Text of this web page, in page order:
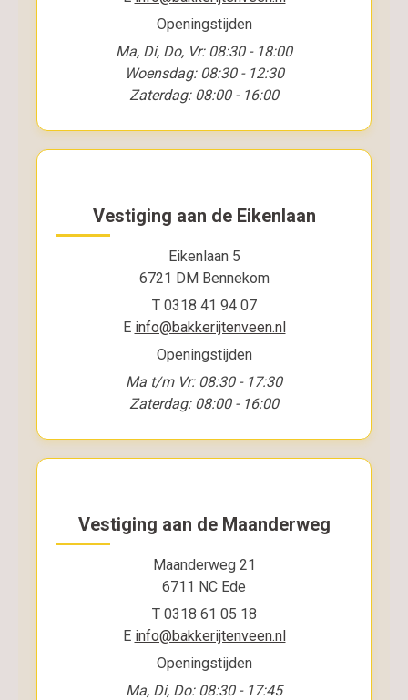
Openingstijden
Ma, Di, Do, Vr: 08:30 - 18:00
Woensdag: 08:30 - 12:30
Zaterdag: 08:00 - 16:00
Vestiging aan de Eikenlaan
Eikenlaan 5
6721 DM Bennekom
T 0318 41 94 07
E info@bakkerijtenveen.nl
Openingstijden
Ma t/m Vr: 08:30 - 17:30
Zaterdag: 08:00 - 16:00
Vestiging aan de Maanderweg
Maanderweg 21
6711 NC Ede
T 0318 61 05 18
E info@bakkerijtenveen.nl
Openingstijden
Ma, Di, Do: 08:30 - 17:45